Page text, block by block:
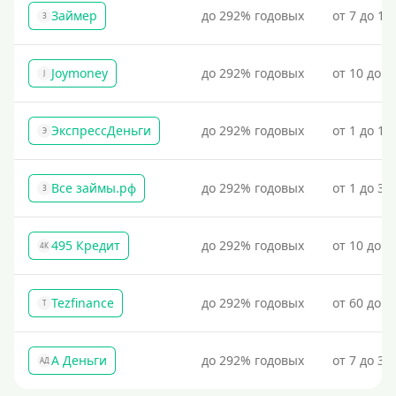
З Займер до 292% годовых от 7 до
J Joymoney до 292% годовых от 10 до
Э ЭкспрессДеньги до 292% годовых от 1 до
З Все займы.рф до 292% годовых от 1 до
4К 495 Кредит до 292% годовых от 10 до
T Tezfinance до 292% годовых от 60 до
АД А Деньги до 292% годовых от 7 до